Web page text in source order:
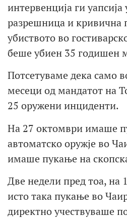
интервенција ги уапсија
разрешница и кривична
убиството во
беше убиен 35 годишен
Потсетуваме дека само
месеци од мандатот на
25 оружени инциденти.
На 27 октомври имаше
автоматско оружје во
имаше пукање на
Две недели пред тоа,
исто така пукање во
директно учествуваше